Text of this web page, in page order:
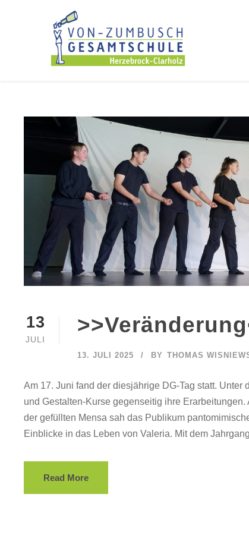
13
JULI
13. JULI 2025 BY THOMAS
Am 17. Juni fand der diesjährige DG-Tag statt. Unter
und Gestalten-Kurse gegenseitig ihre
der gefüllten Mensa sah das Publikum
Einblicke in das Leben von Valeria. Mit dem
Read More